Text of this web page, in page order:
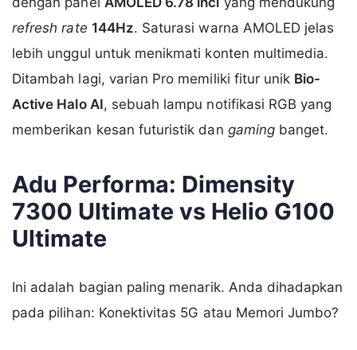
refresh rate 144Hz. Saturasi warna AMOLED jelas
lebih unggul untuk menikmati konten multimedia.
Ditambah lagi, varian Pro memiliki fitur unik Bio-
Active Halo AI, sebuah lampu notifikasi RGB yang
memberikan kesan futuristik dan gamingbanget.
Adu Performa: Dimensity
7300 Ultimate vs Helio G100
Ultimate
Ini adalah bagian paling menarik. Anda dihadapkan
pada pilihan: Konektivitas 5G atau Memori Jumbo?